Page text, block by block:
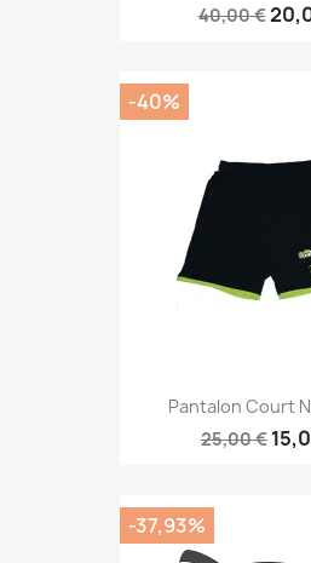
40,00 €
Pantalon Court
25,00 €
-40%
-37,93%